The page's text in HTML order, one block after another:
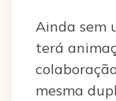
Ainda sem
terá
mesma